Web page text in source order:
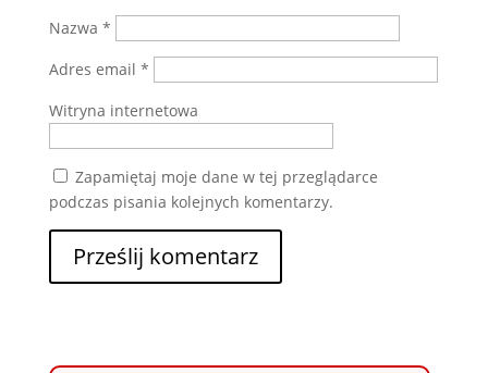
Nazwa *
Adres email *
Witryna internetowa
Zapamiętaj moje dane w tej przeglądarce
podczas pisania kolejnych komentarzy.